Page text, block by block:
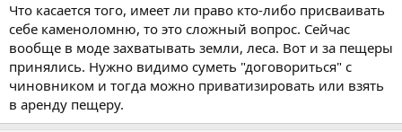
Что касается того, имеет ли право кто-либо присваивать
себе каменоломню, то это сложный вопрос. Сейчас
вообще в моде захватывать земли, леса. Вот и за пещеры
принялись. Нужно видимо суметь "договориться" с
чиновником и тогда можно приватизировать или взять
в аренду пещеру.